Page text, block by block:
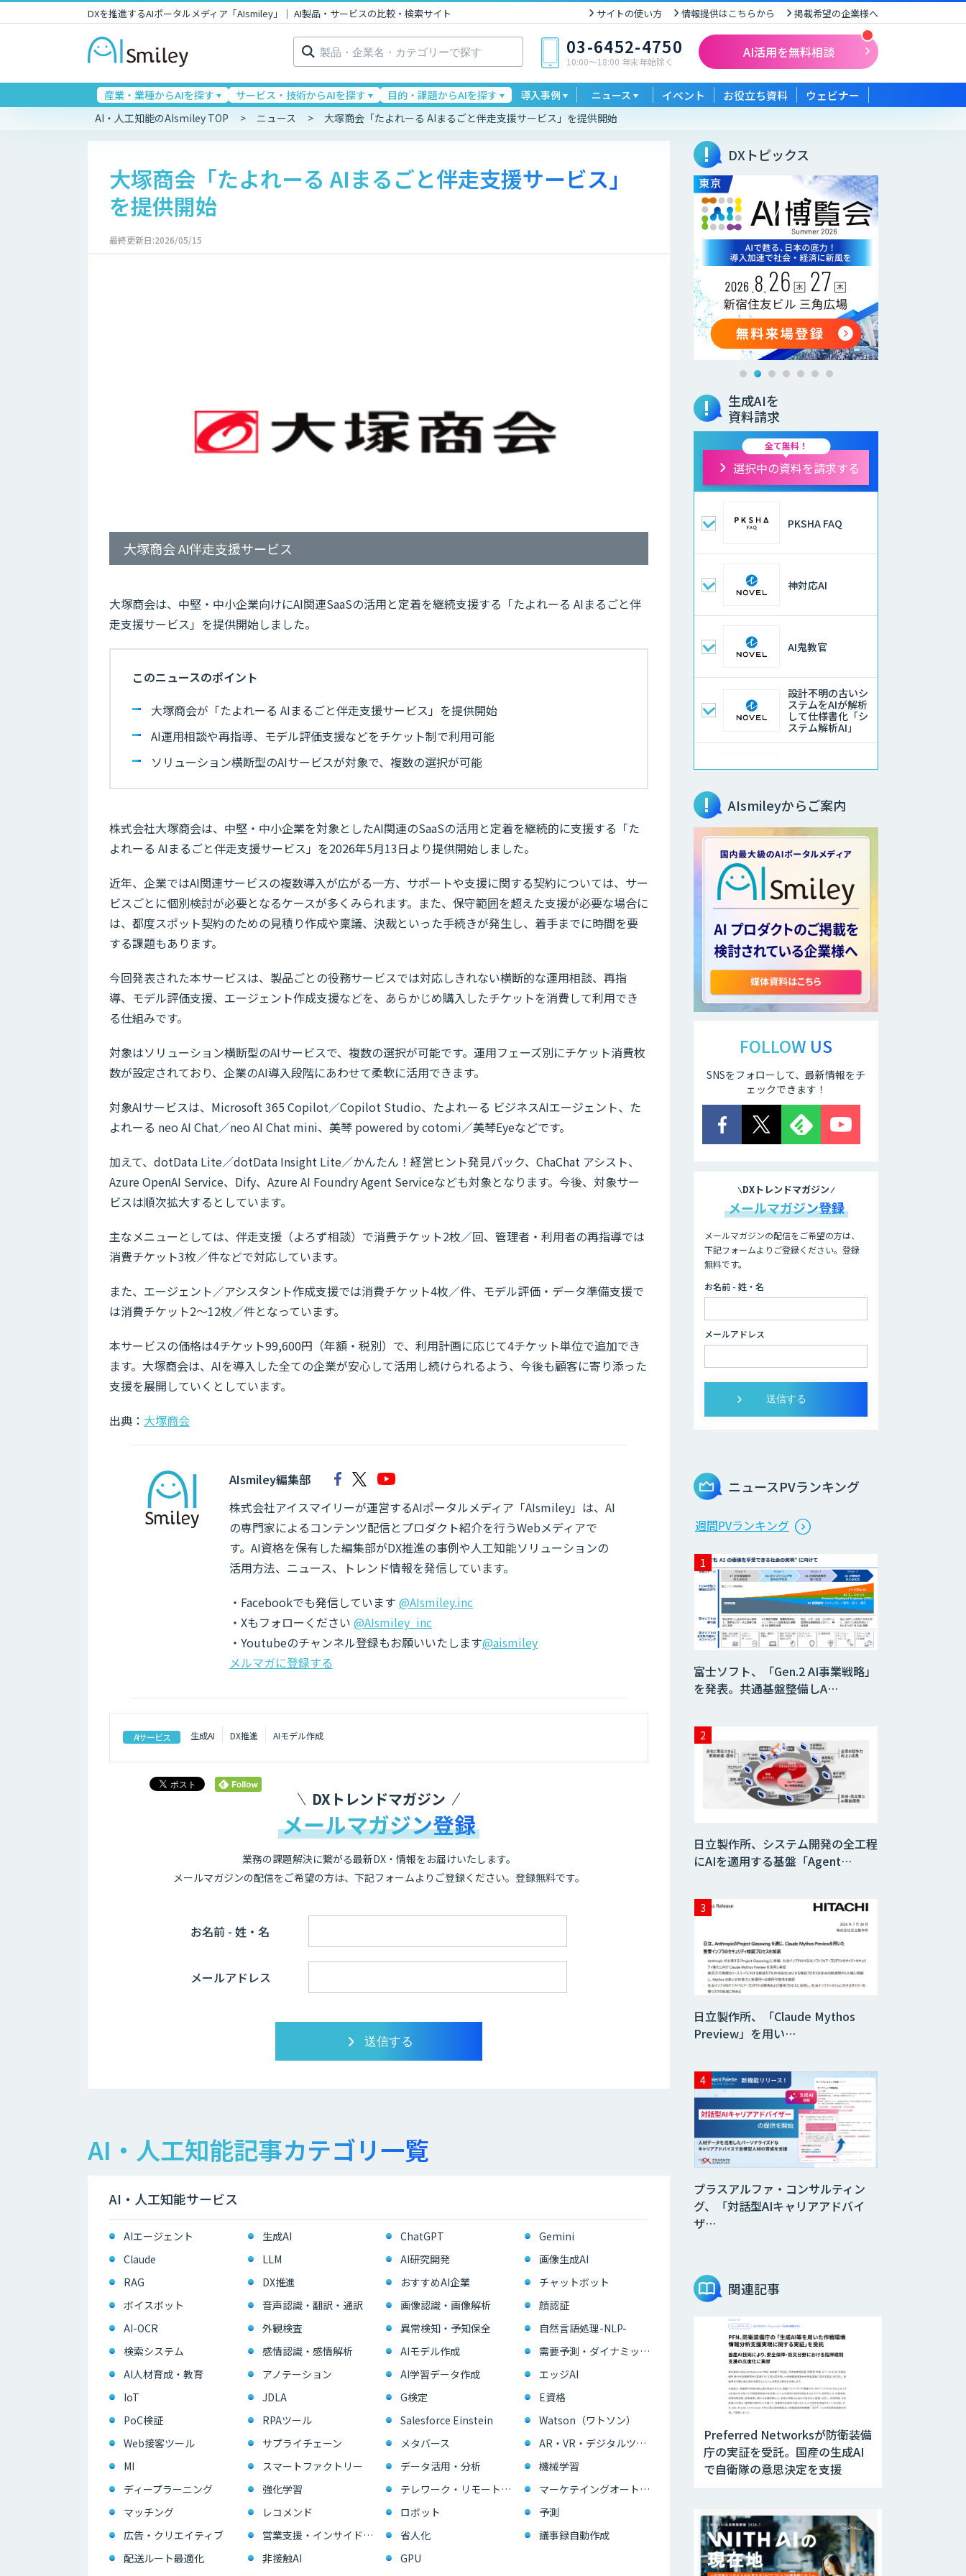
DXを推進するAIポータルメディア「AIsmiley」｜ AI製品・サービスの比較・検索サイト サイトの使い方 情報提供はこちらから 掲載希望の企業様へ
検
索: 03-6452-4750
10:00〜18:00 年末年始除く
AI活用を無料相談
産業・業種からAIを探す サービス・技術からAIを探す 目的・課題からAIを探す 導入事例 ニュース イベント お役立ち資料 ウェビナー
AI・人工知能のAIsmiley TOP ニュース 大塚商会「たよれーる AIまるごと伴走支援サービス」を提供開始
大塚商会「たよれーる AIまるごと伴走支援サービス」
を提供開始
最終更新日:2026/05/15
大塚商会 AI伴走支援サービス
大塚商会は、中堅・中小企業向けにAI関連SaaSの活用と定着を継続支援する「たよれーる AIまるごと伴
走支援サービス」を提供開始しました。
このニュースのポイント
大塚商会が「たよれーる AIまるごと伴走支援サービス」を提供開始
AI運用相談や再指導、モデル評価支援などをチケット制で利用可能
ソリューション横断型のAIサービスが対象で、複数の選択が可能
株式会社大塚商会は、中堅・中小企業を対象としたAI関連のSaaSの活用と定着を継続的に支援する「た
よれーる AIまるごと伴走支援サービス」を2026年5月13日より提供開始しました。
近年、企業ではAI関連サービスの複数導入が広がる一方、サポートや支援に関する契約については、サー
ビスごとに個別検討が必要となるケースが多くみられます。また、保守範囲を超えた支援が必要な場合に
は、都度スポット契約のための見積り作成や稟議、決裁といった手続きが発生し、着手までに時間を要
する課題もあります。
今回発表された本サービスは、製品ごとの役務サービスでは対応しきれない横断的な運用相談、再指
導、モデル評価支援、エージェント作成支援などを、あらかじめ購入したチケットを消費して利用でき
る仕組みです。
対象はソリューション横断型のAIサービスで、複数の選択が可能です。運用フェーズ別にチケット消費枚
数が設定されており、企業のAI導入段階にあわせて柔軟に活用できます。
対象AIサービスは、Microsoft 365 Copilot／Copilot Studio、たよれーる ビジネスAIエージェント、た
よれーる neo AI Chat／neo AI Chat mini、美琴 powered by cotomi／美琴Eyeなどです。
加えて、dotData Lite／dotData Insight Lite／かんたん！経営ヒント発見パック、ChaChat アシスト、
Azure OpenAI Service、Dify、Azure AI Foundry Agent Serviceなども対象となります。今後、対象サー
ビスは順次拡大するとしています。
主なメニューとしては、伴走支援（よろず相談）で消費チケット2枚／回、管理者・利用者の再指導では
消費チケット3枚／件などで対応しています。
また、エージェント／アシスタント作成支援では消費チケット4枚／件、モデル評価・データ準備支援で
は消費チケット2〜12枚／件となっています。
本サービスの価格は4チケット99,600円（年額・税別）で、利用計画に応じて4チケット単位で追加でき
ます。大塚商会は、AIを導入した全ての企業が安心して活用し続けられるよう、今後も顧客に寄り添った
支援を展開していくとしています。
出典： 大塚商会
AIsmiley編集部
株式会社アイスマイリーが運営するAIポータルメディア「AIsmiley」は、AI
の専門家によるコンテンツ配信とプロダクト紹介を行うWebメディアで
す。AI資格を保有した編集部がDX推進の事例や人工知能ソリューションの
活用方法、ニュース、トレンド情報を発信しています。
・Facebookでも発信しています @AIsmiley.inc
・Xもフォローください @AIsmiley_inc
・Youtubeのチャンネル登録もお願いいたします@aismiley
メルマガに登録する
AIサービス 生成AI DX推進 AIモデル作成
DXトレンドマガジン
メールマガジン登録
業務の課題解決に繋がる最新DX・情報をお届けいたします。
メールマガジンの配信をご希望の方は、下記フォームよりご登録ください。登録無料です。
お名前 - 姓・名
メールアドレス
AI・人工知能記事カテゴリ一覧
AI・人工知能サービス
AIエージェント 生成AI ChatGPT
Gemini
Claude
LLM AI研究開発
画像生成AI
RAG
DX推進 おすすめAI企業
チャットボット
ボイスボット
音声認識・翻訳・通訳 画像認識・画像解析
顔認証
AI-OCR
外観検査 異常検知・予知保全
自然言語処理-NLP-
検索システム
感情認識・感情解析 AIモデル作成
需要予測・ダイナミックプライシング
AI人材育成・教育
アノテーション AI学習データ作成
エッジAI
IoT
JDLA G検定
E資格
PoC検証
RPAツール Salesforce Einstein
Watson（ワトソン）
Web接客ツール
サプライチェーン メタバース
AR・VR・デジタルツイン
MI
スマートファクトリー データ活用・分析
機械学習
ディープラーニング
強化学習 テレワーク・リモートワーク
マーケテイングオートメーション・MAツール
マッチング
レコメンド ロボット
予測
広告・クリエイティブ
営業支援・インサイドセールス 省人化
議事録自動作成
配送ルート最適化
非接触AI GPU
DXトピックス
生成AIを
資料請求
全て無料！
選択中の資料を請求する
PKSHA FAQ
神対応AI
AI鬼教官
設計不明の古いシ
ステムをAIが解析
して仕様書化「シ
ステム解析AI」
LLMOチェキ
AIエージェント開
発支援
AIエンジニアアカ
デミー（バイブコ
ーディング研修）
aiDAPTIV+
ELYZA Works
JAPAN AI
KNOWLEDGE
医療文書作成を効
率化する生成
オーダーメイドAI
人材育成研修
データ分析/AI開
グ
イ）
Cabinet
AI/DX研修
AIコール
ログミーツ
powered by
GPT-4
レミスのAI導入支
援サービス
ブートキャンプ
データ分析エージ
ェント
き」コンサルティ
ングサービス
ロボット向け教師
データ収集・作成
SaaS・サブスク
向け収益管理プラ
ットフォーム「ソ
アスク」
JOINT AI Flow
byGMO
AIR-NEXUS
Acompany セキ
ュアチャット
AI価格調査ツール
Smapra
Agentsense
AIsmileyからご案内
FOLLOW US
SNSをフォローして、最新情報をチ
ェックできます！
DXトレンドマガジン
メールマガジン登録
メールマガジンの配信をご希望の方は、
下記フォームよりご登録ください。登録
無料です。
お名前 - 姓・名
メールアドレス
ニュースPVランキング
週間PVランキング
富士ソフト、「Gen.2 AI事業戦略」
を発表。共通基盤整備しA…
日立製作所、システム開発の全工程
にAIを適用する基盤「Agent…
日立製作所、「Claude Mythos
Preview」を用い…
プラスアルファ・コンサルティン
グ、「対話型AIキャリアアドバイ
ザ…
関連記事
Preferred Networksが防衛装備
庁の実証を受託。国産の生成AI
で自衛隊の意思決定を支援